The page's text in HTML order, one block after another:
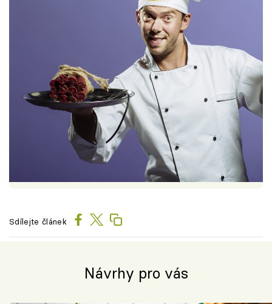
Sdílejte článek
Návrhy pro vás